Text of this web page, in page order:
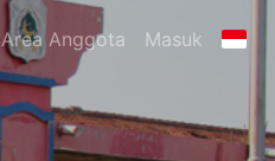
Area Anggota Masuk